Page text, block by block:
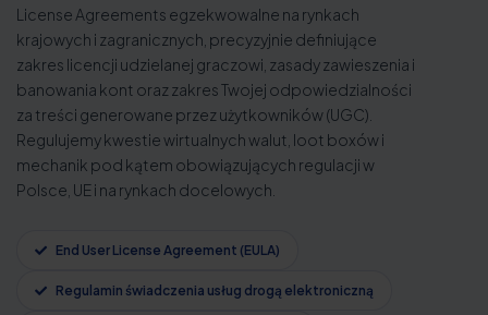
License Agreements egzekwowalne na rynkach
krajowych i zagranicznych, precyzyjnie definiujące
zakres licencji udzielanej graczowi, zasady zawieszenia i
banowania kont oraz zakres Twojej odpowiedzialności
za treści generowane przez użytkowników (UGC).
Regulujemy kwestie wirtualnych walut, loot boxów i
mechanik pod kątem obowiązujących regulacji w
Polsce, UE i na rynkach docelowych.
End User License Agreement (EULA)
Regulamin świadczenia usług drogą elektroniczną